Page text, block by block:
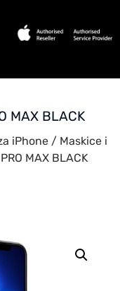
MAX BLACK
iPhone / Maskice i
MAX BLACK